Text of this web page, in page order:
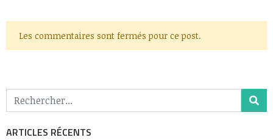
Les commentaires sont fermés pour ce post.
ARTICLES RÉCENTS